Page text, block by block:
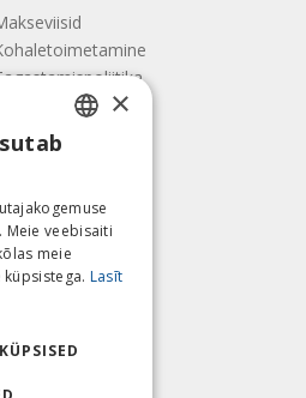
meid
LATVIAN
LITHUANIAN
ESTONIAN
×
Meie veebisaiti
meie
Lasīt